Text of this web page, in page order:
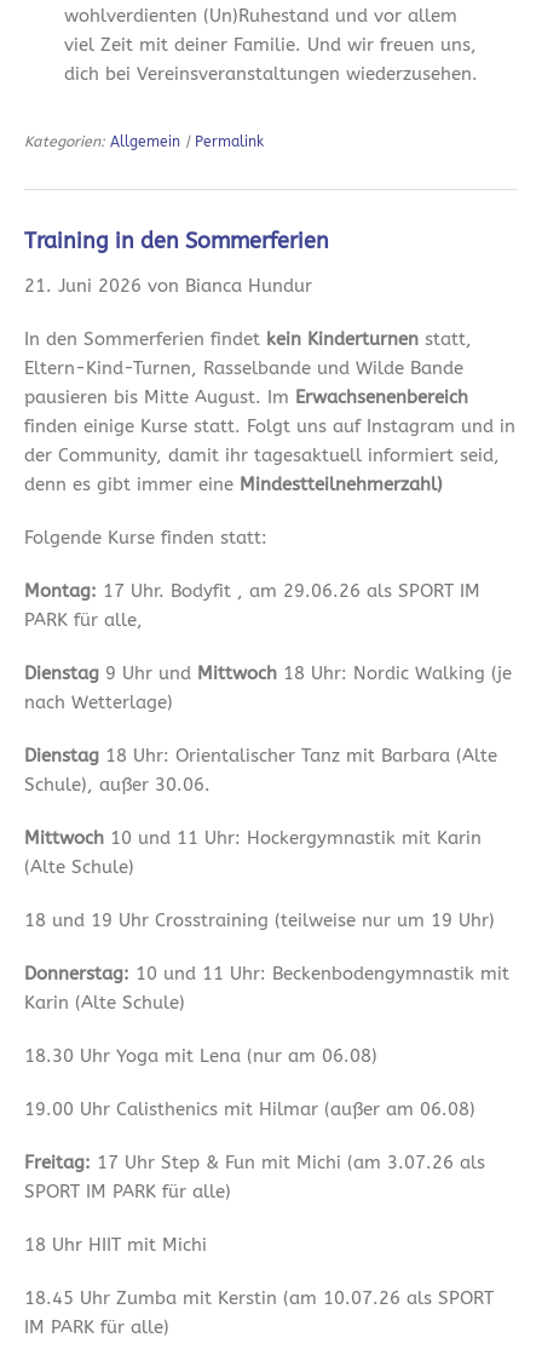
wohlverdienten (Un)Ruhestand und vor allem
viel Zeit mit deiner Familie. Und wir freuen uns,
dich bei Vereinsveranstaltungen wiederzusehen.
Kategorien: Allgemein | Permalink
Training in den Sommerferien
21. Juni 2026 von Bianca Hundur
In den Sommerferien findet kein Kinderturnen statt,
Eltern-Kind-Turnen, Rasselbande und Wilde Bande
pausieren bis Mitte August. Im Erwachsenenbereich
finden einige Kurse statt. Folgt uns auf Instagram und in
der Community, damit ihr tagesaktuell informiert seid,
denn es gibt immer eine Mindestteilnehmerzahl)
Folgende Kurse finden statt:
Montag: 17 Uhr. Bodyfit , am 29.06.26 als SPORT IM
PARK für alle,
Dienstag 9 Uhr und Mittwoch 18 Uhr: Nordic Walking (je
nach Wetterlage)
Dienstag 18 Uhr: Orientalischer Tanz mit Barbara (Alte
Schule), außer 30.06.
Mittwoch 10 und 11 Uhr: Hockergymnastik mit Karin
(Alte Schule)
18 und 19 Uhr Crosstraining (teilweise nur um 19 Uhr)
Donnerstag: 10 und 11 Uhr: Beckenbodengymnastik mit
Karin (Alte Schule)
18.30 Uhr Yoga mit Lena (nur am 06.08)
19.00 Uhr Calisthenics mit Hilmar (außer am 06.08)
Freitag: 17 Uhr Step & Fun mit Michi (am 3.07.26 als
SPORT IM PARK für alle)
18 Uhr HIIT mit Michi
18.45 Uhr Zumba mit Kerstin (am 10.07.26 als SPORT
IM PARK für alle)